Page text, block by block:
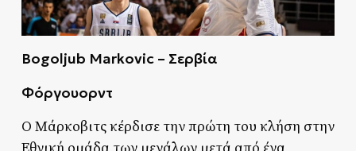
Bogoljub Markovic – Σερβία
Φόργουορντ
Ο Μάρκοβιτς κέρδισε την πρώτη του κλήση στην